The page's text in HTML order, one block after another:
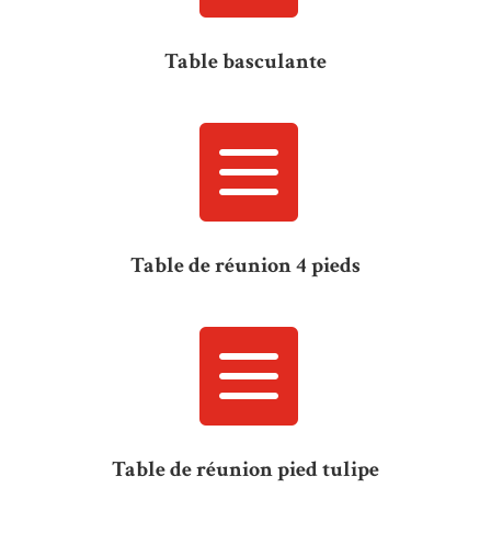
Table basculante

Table de réunion 4 pieds

Table de réunion pied tulipe